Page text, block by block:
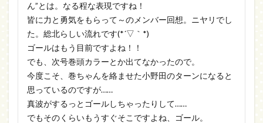
ん”とは。なる程な表現ですね！
皆に力と勇気をもらって～のメンバー回想。ニヤリでし
た。総北らしい流れです(*´▽｀*)
ゴールはもう目前ですよね！！
でも、次号巻頭カラーとか出てなかったので。
今度こそ、巻ちゃんを絡ませた小野田のターンになると
思っているのですが……
真波がするっとゴールしちゃったりして……
でもそのくらいもうすぐそこですよね、ゴール。